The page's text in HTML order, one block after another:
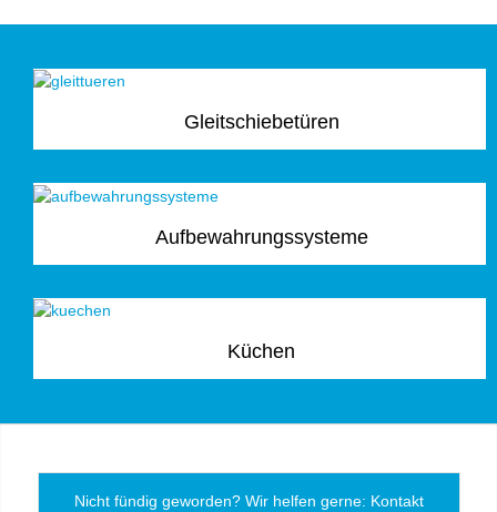
Gleitschiebetüren
Aufbewahrungssysteme
Küchen
Nicht fündig geworden? Wir helfen gerne: Kontakt